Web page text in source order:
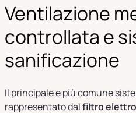
Ventilazione
controllata e
sanificazione
Il principale e più comune
rappresentato dalfiltro